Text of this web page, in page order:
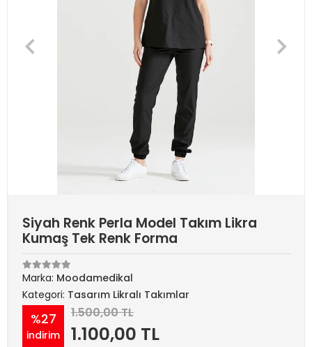
Siyah Renk Perla Model Takım Likra
Kumaş Tek Renk Forma
Marka: Moodamedikal
Kategori: Tasarım Likralı Takımlar
%27
indirim
1.500,00 TL
1.100,00 TL